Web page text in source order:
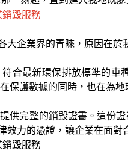
大企業界的青睞，原因在
合最新環保排放標準的
保護數據的同時，也在為
供完整的銷毀證書。這份
力的憑證，讓企業在面對